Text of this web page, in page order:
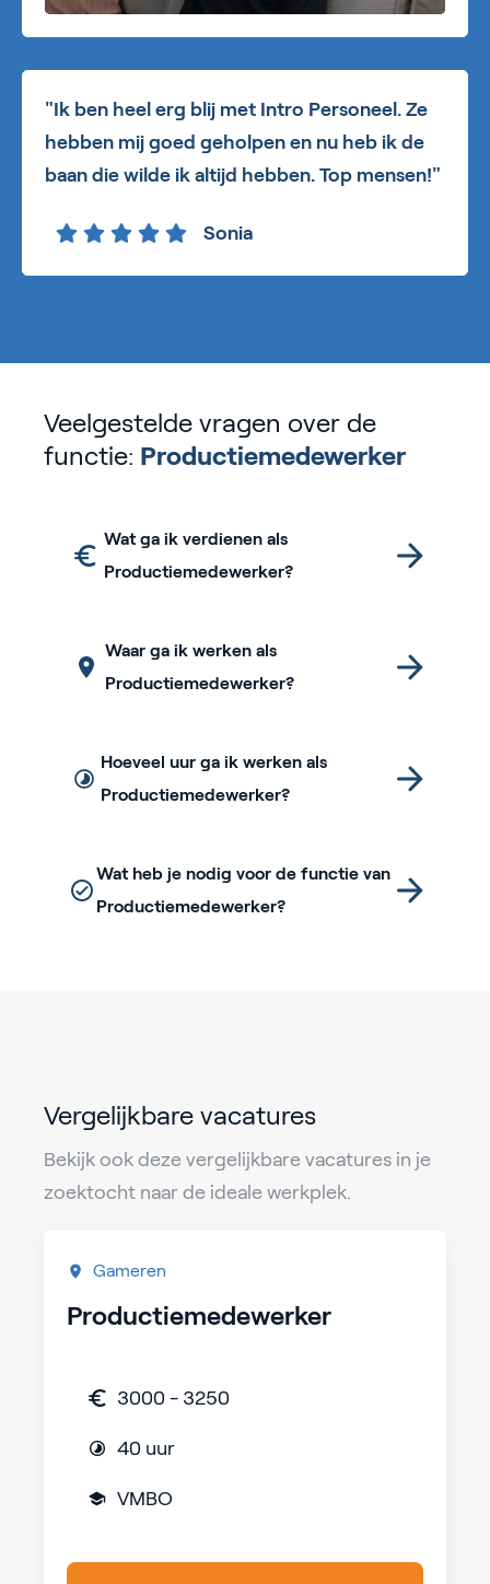
"Ik ben heel erg blij met Intro Personeel. Ze
hebben mij goed geholpen en nu heb ik de
baan die wilde ik altijd hebben. Top mensen!"
Sonia
Veelgestelde vragen over de
functie: Productiemedewerker
Wat ga ik verdienen als
Productiemedewerker?
Waar ga ik werken als
Productiemedewerker?
Hoeveel uur ga ik werken als
Productiemedewerker?
Wat heb je nodig voor de functie van
Productiemedewerker?
Vergelijkbare vacatures
Bekijk ook deze vergelijkbare vacatures in je
zoektocht naar de ideale werkplek.
Gameren
Productiemedewerker
3000 - 3250
40 uur
VMBO